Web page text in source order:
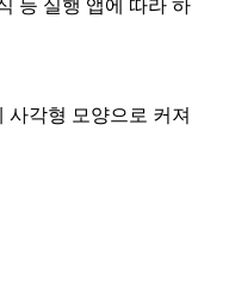
등 실행 앱에 따라 하
사각형 모양으로 커져